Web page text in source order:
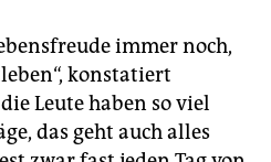
immer noch,
konstatiert
Leute haben so viel
das geht auch alles